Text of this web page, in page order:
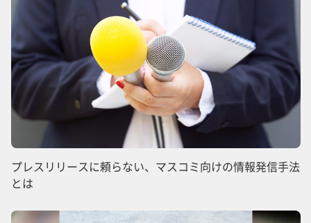
プレスリリースに頼らない、マスコミ向けの情報発信手法
とは